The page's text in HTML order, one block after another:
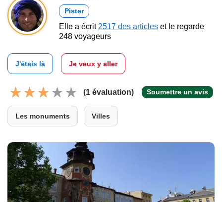
Pister
Elle a écrit 2517 des articles et le regarde
248 voyageurs
J'étais là Je veux y aller
(1 évaluation) Soumettre un avis
Les monuments Villes